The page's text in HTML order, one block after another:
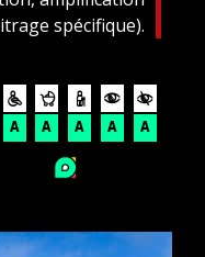
spécifique).